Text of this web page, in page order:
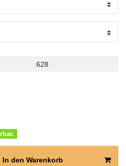
628
In den Warenkorb